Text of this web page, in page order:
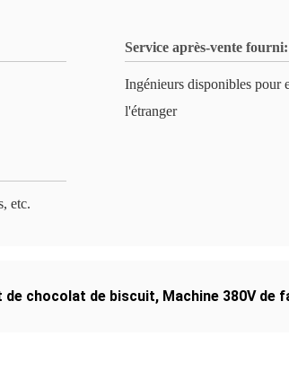
Service après-vente fourni:
Ingénieurs disponibles pour
l'étranger
etc.
de chocolat de biscuit, Machine 380V de